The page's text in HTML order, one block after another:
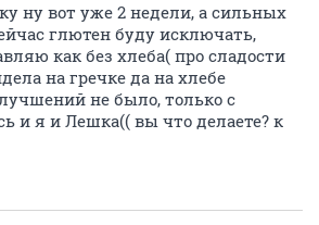
ну вот уже 2 недели, а сильных
глютен буду исключать,
как без хлеба( про сладости
на гречке да на хлебе
не было, только с
и я и Лешка(( вы что делаете? к